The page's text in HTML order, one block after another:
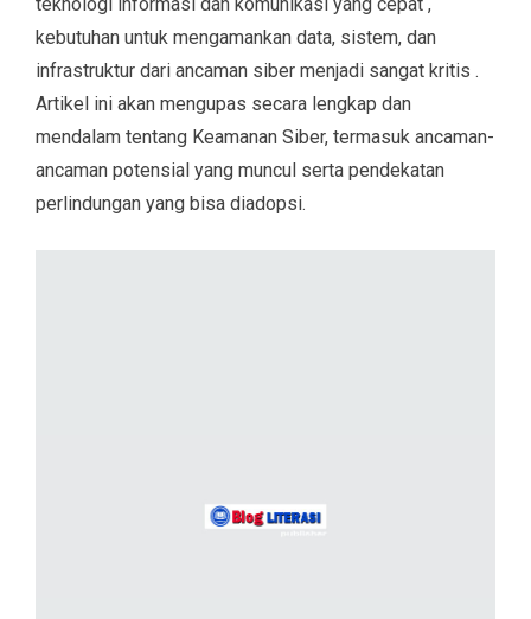
kebutuhan untuk mengamankan data, sistem, dan
infrastruktur dari ancaman siber menjadi sangat kritis .
Artikel ini akan mengupas secara lengkap dan
mendalam tentang Keamanan Siber, termasuk ancaman-
ancaman potensial yang muncul serta pendekatan
perlindungan yang bisa diadopsi.